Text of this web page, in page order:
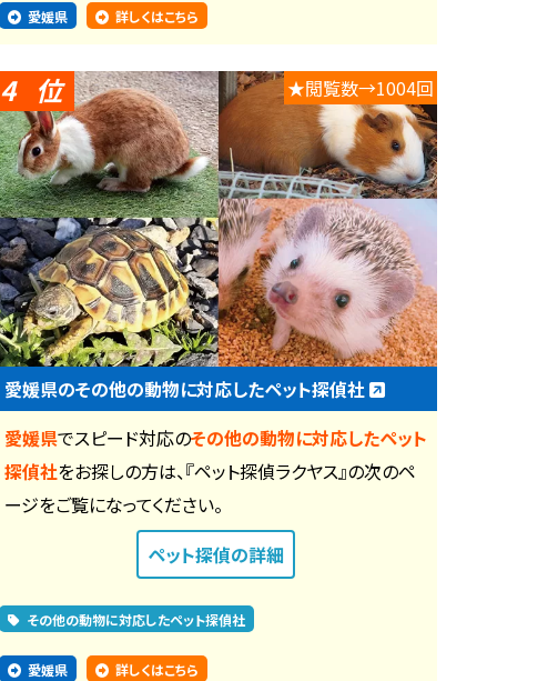
愛媛県 詳しくはこちら
4 ★閲覧数→1004回
愛媛県のその他の動物に対応したペット探偵社
愛媛県でスピード対応のその他の動物に対応したペット
探偵社をお探しの方は、『ペット探偵ラクヤス』の次のペ
ージをご覧になってください。
ペット探偵の詳細
その他の動物に対応したペット探偵社
愛媛県 詳しくはこちら